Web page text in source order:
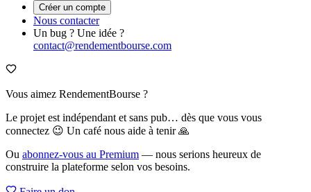
Créer un compte
Nous contacter
Un bug ? Une idée ?
contact@rendementbourse.com
Vous aimez RendementBourse ?
Le projet est indépendant et sans pub… dès que vous vous
connectez 😉 Un café nous aide à tenir 🙏
Ou abonnez-vous au Premium — nous serions heureux de
construire la plateforme selon vos besoins.